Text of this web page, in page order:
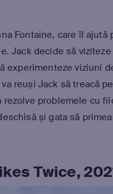
Fontaine, care îl ajută
Jack decide să
experimenteze viziuni
reuși Jack să treacă
problemele cu
și gata să
Twice,